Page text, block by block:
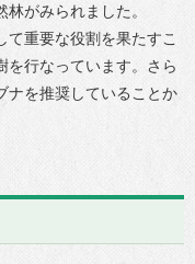
がみられました。
重要な役割を果たすこ
を行なっています。さら
ナを推奨していることか